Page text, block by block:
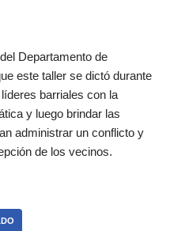
Departamento de
este taller se dictó durante
barriales con la
y luego brindar las
administrar un conflicto y
de los vecinos.